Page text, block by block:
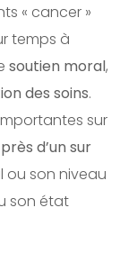
« cancer »
temps à
soutien moral,
des soins.
sur
près d’un sur
ou son niveau
son état